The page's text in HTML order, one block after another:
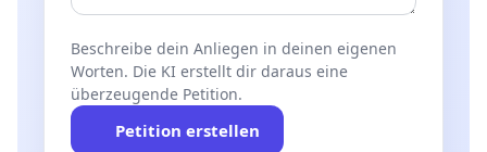
Beschreibe dein Anliegen in deinen eigenen
Worten. Die KI erstellt dir daraus eine
überzeugende Petition.
Petition erstellen